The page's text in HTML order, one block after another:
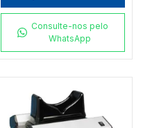
Consulte-nos pelo
WhatsApp